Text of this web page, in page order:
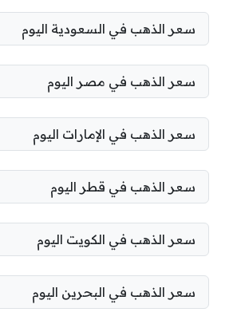
سعر الذهب في السعودية اليوم
سعر الذهب في مصر اليوم
سعر الذهب في الإمارات اليوم
سعر الذهب في قطر اليوم
سعر الذهب في الكويت اليوم
سعر الذهب في البحرين اليوم